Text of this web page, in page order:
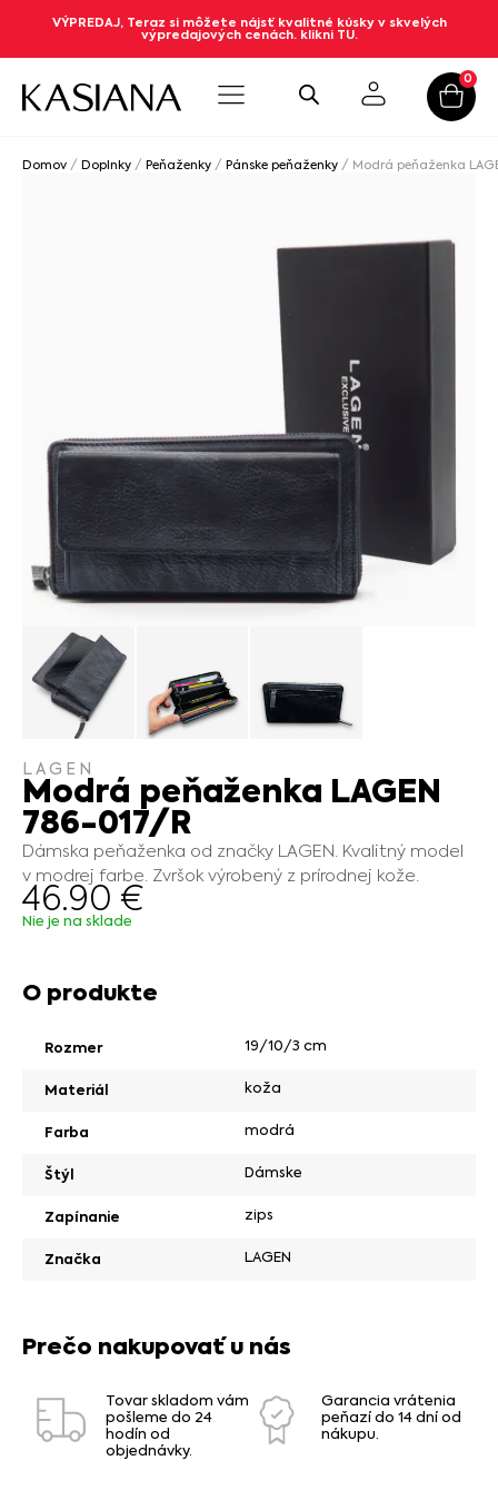
VÝPREDAJ, Teraz si môžete nájsť kvalitné kúsky v skvelých
výpredajových cenách. klikni TU.
0
Domov / Doplnky / Peňaženky / Pánske peňaženky / Modrá peňaženka
LAGEN
Modrá peňaženka LAGEN
786-017/R
Dámska peňaženka od značky LAGEN. Kvalitný model
v modrej farbe. Zvršok výrobený z prírodnej kože.
46.90 €
Nie je na sklade
O produkte
Rozmer 19/10/3 cm
Materiál koža
Farba modrá
Štýl Dámske
Zapínanie zips
Značka LAGEN
Prečo nakupovať u nás
Tovar skladom vám
pošleme do 24
hodín od
objednávky.
Garancia vrátenia
peňazí do 14 dní od
nákupu.